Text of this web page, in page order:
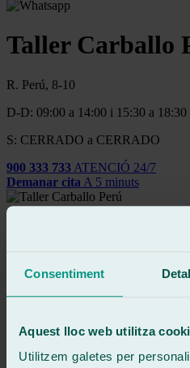
Consentiment
Aquest lloc web utilitza
Utilitzem galetes per
Taller Carballo
R. Perú, 8-10
D-D: 09:00 a 14:00 i 15:30 a 18:30
S: CERRADO a CERRADO
900 333 733 ATENCIÓ 24/7
Demanar cita A 5 minuts
Reparación y Sustitución
Reparació dels Elevalunes